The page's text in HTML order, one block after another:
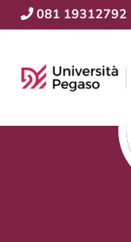
081 19312792